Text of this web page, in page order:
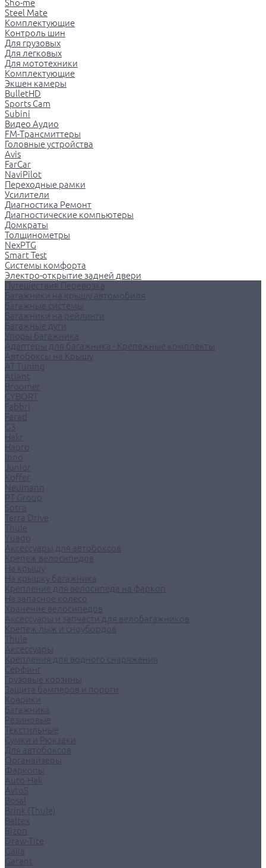
Sho-me
Steel Mate
Комплектующие
Контроль шин
Для грузовых
Для легковых
Для мототехники
Комплектующие
Экшен камеры
BulletHD
Sports Cam
Subini
Видео Аудио
FM-Трансмиттеры
Головные устройства
Avis
FarCar
NaviPilot
Переходные рамки
Усилители
Диагностика Ремонт
Диагностические компьютеры
Домкраты
Толщинометры
NexPTG
Smart Test
Системы комфорта
Электро-открытие задней двери
Путешествия Перевозка
Багажники на крышу автомобиля
Багажные системы
Багажники на рейлинги
Багажные дуги
Упоры багажника
Адаптеры для багажника - Крепежные комплекты
Автобоксы на Крышу
AT Tuning
Atlant
Broomer
CYBORT
Fabbri
Farad
G3
Hakr
Hapro
Inno
Junior
Koffer
Neumann
PT Group
Sotra
Terra Drive
Thule
Yuago
Аксессуары для автобоксов
Крепеж велосипедов
На крышу
На крышку багажника
Крепление для велосипеда на фаркоп
На запасное колесо
Хранение велосипедов
Аксессуары и запчасти для велобагажников
Крепеж лыж и сноубордов
Thule
Аксессуары
Крепления для водного снаряжения
Серфинг
Грузовые корзины
Защита бамперов и пороги
Коврики
Багажника
Резиновые
Текстильные
Сумки и Рюкзаки
Для автобоксов
Органайзеры
Фаркопы
Auto-Hak
AvtoS
Bosal
Brink (Thule)
Baltex
Bizon
Draw-Tite
Galia
Garant